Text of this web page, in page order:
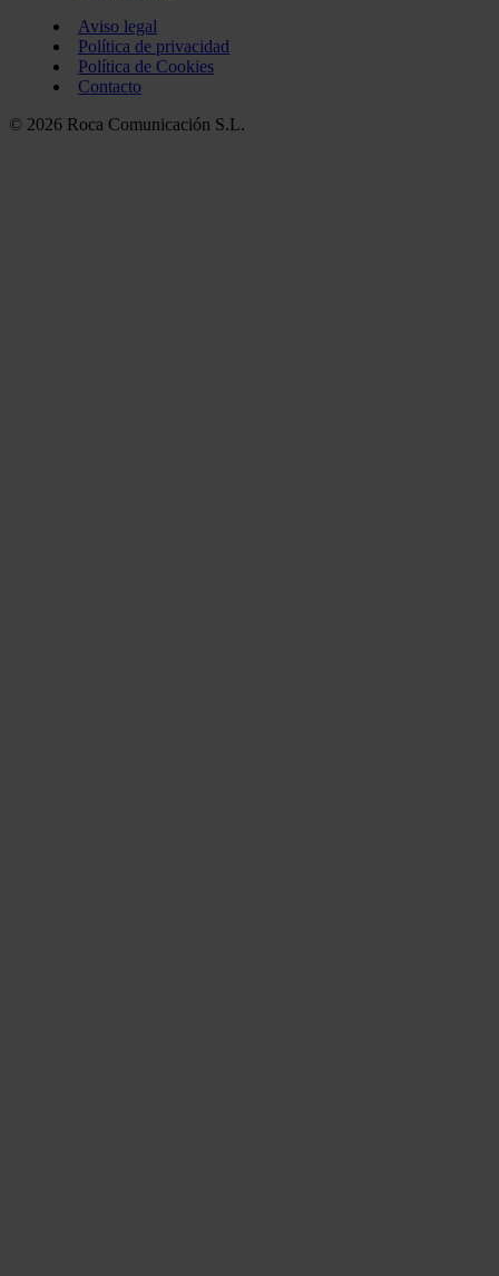
Aviso legal
Política de privacidad
Política de Cookies
Contacto
© 2026 Roca Comunicación S.L.